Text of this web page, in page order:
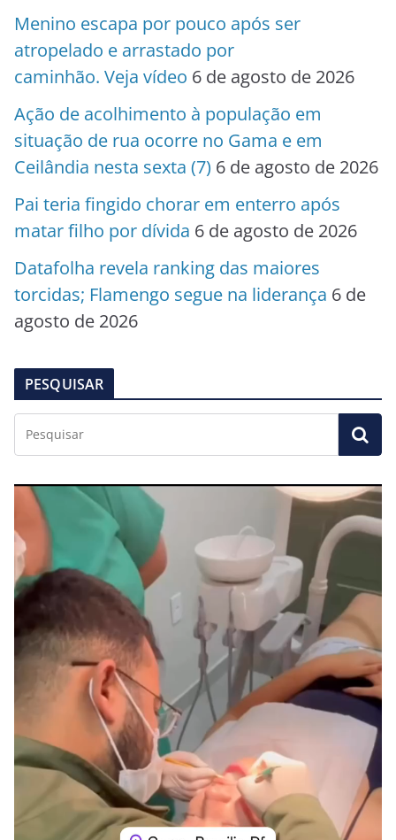
Menino escapa por pouco após ser
atropelado e arrastado por
caminhão. Veja vídeo 6 de agosto de 2026
Ação de acolhimento à população em
situação de rua ocorre no Gama e em
Ceilândia nesta sexta (7) 6 de agosto de 2026
Pai teria fingido chorar em enterro após
matar filho por dívida 6 de agosto de 2026
Datafolha revela ranking das maiores
torcidas; Flamengo segue na liderança 6 de
agosto de 2026
PESQUISAR